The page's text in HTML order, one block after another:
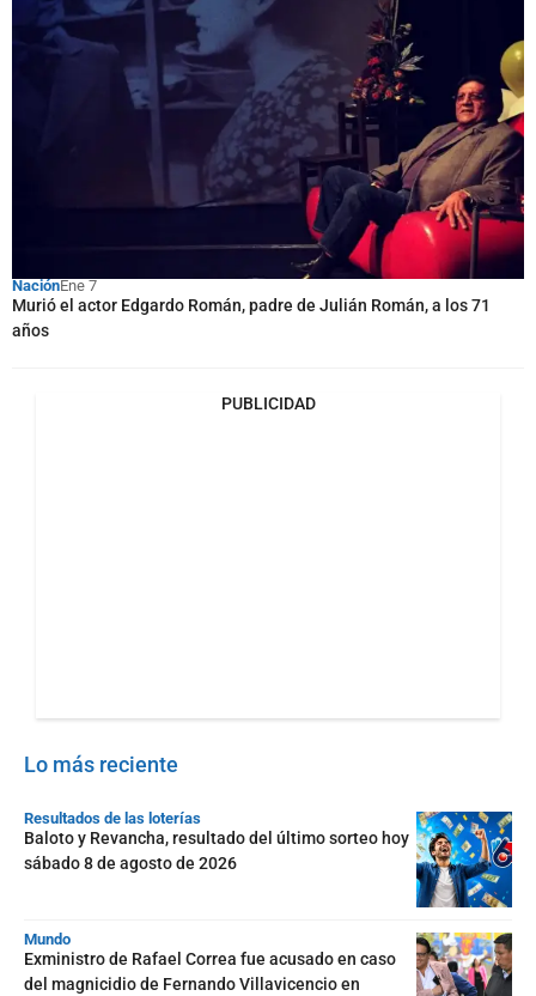
NaciónEne 7
Murió el actor Edgardo Román, padre de Julián Román, a los 71
años
PUBLICIDAD
Lo más reciente
Resultados de las loterías
Baloto y Revancha, resultado del último sorteo hoy
sábado 8 de agosto de 2026
Mundo
Exministro de Rafael Correa fue acusado en caso
del magnicidio de Fernando Villavicencio en